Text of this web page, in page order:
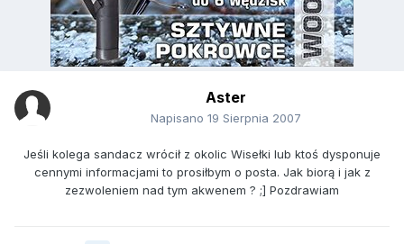
Aster
Napisano 19 Sierpnia 2007
Jeśli kolega sandacz wrócił z okolic Wisełki lub ktoś dysponuje
cennymi informacjami to prosiłbym o posta. Jak biorą i jak z
zezwoleniem nad tym akwenem ? ;] Pozdrawiam